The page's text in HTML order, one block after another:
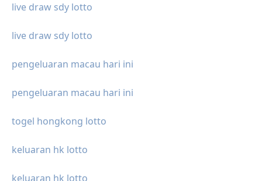
live draw sdy lotto
live draw sdy lotto
pengeluaran macau hari ini
pengeluaran macau hari ini
togel hongkong lotto
keluaran hk lotto
keluaran hk lotto